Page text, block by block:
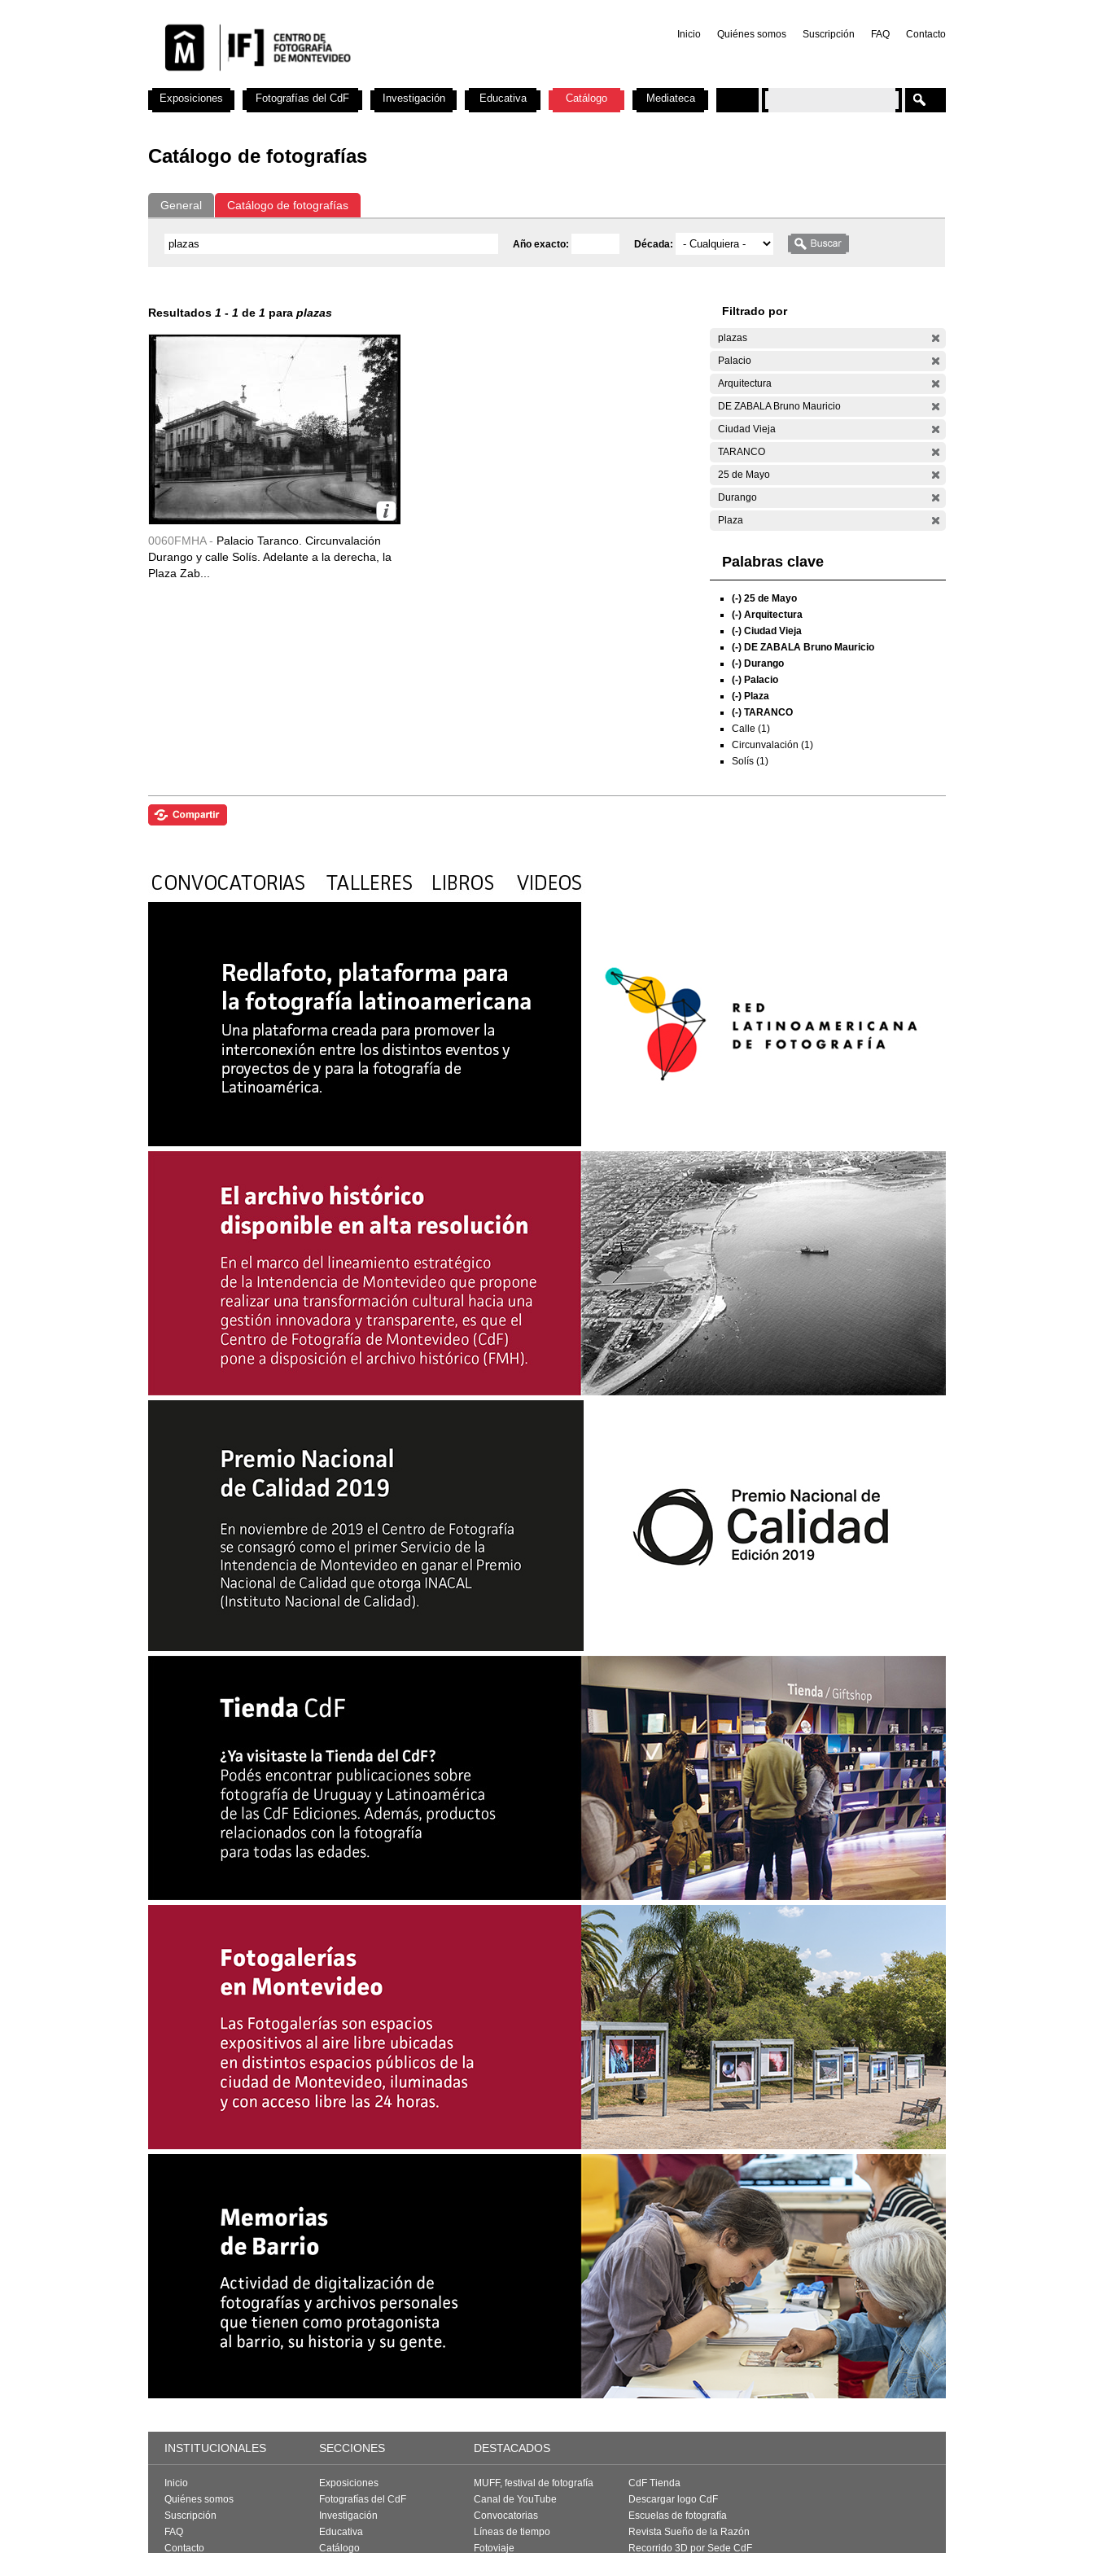
Inicio Quiénes somos Suscripción FAQ Contacto
Catálogo de fotografías
General Catálogo de fotografías
Año exacto: Década:
Resultados 1 - 1 de 1 para plazas
0060FMHA - Palacio Taranco. Circunvalación
Durango y calle Solís. Adelante a la derecha, la
Plaza Zab...
Filtrado por
plazas
Palacio
Arquitectura
DE ZABALA Bruno Mauricio
Ciudad Vieja
TARANCO
25 de Mayo
Durango
Plaza
Palabras clave
(-) 25 de Mayo
(-) Arquitectura
(-) Ciudad Vieja
(-) DE ZABALA Bruno Mauricio
(-) Durango
(-) Palacio
(-) Plaza
(-) TARANCO
Calle (1)
Circunvalación (1)
Solís (1)
Exposiciones Fotografías del CdF Investigación Educativa Catálogo Mediateca
INSTITUCIONALES SECCIONES DESTACADOS
Inicio
Quiénes somos
Suscripción
FAQ
Contacto
Exposiciones
Fotografías del CdF
Investigación
Educativa
Catálogo
MUFF, festival de fotografía
Canal de YouTube
Convocatorias
Líneas de tiempo
Fotoviaje
CdF Tienda
Descargar logo CdF
Escuelas de fotografía
Revista Sueño de la Razón
Recorrido 3D por Sede CdF